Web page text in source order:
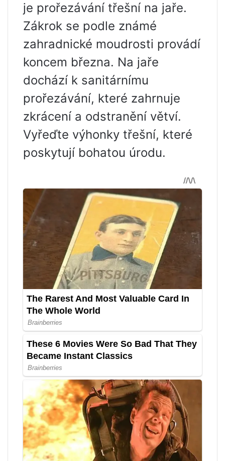
je prořezávání třešní na jaře.
Zákrok se podle známé
zahradnické moudrosti provádí
koncem března. Na jaře
dochází k sanitárnímu
prořezávání, které zahrnuje
zkrácení a odstranění větví.
Vyřeďte výhonky třešní, které
poskytují bohatou úrodu.